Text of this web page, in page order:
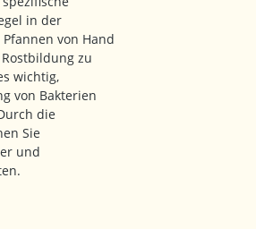
in der
von Hand
zu
wichtig,
von Bakterien
die
Sie
und